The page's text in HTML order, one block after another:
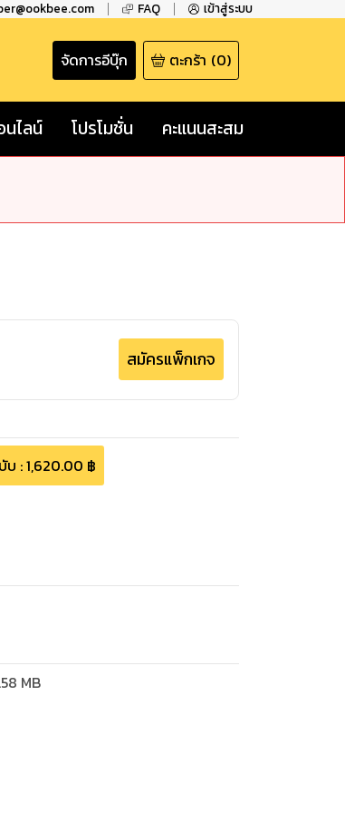
FAQ เข้าสู่ระบบ
จัดการอีบุ๊ก ตะกร้า (0)
ไลน์ โปรโมชั่น คะแนนสะสม
สมัครแพ็กเกจ
บ :1,620.00 ฿
MB